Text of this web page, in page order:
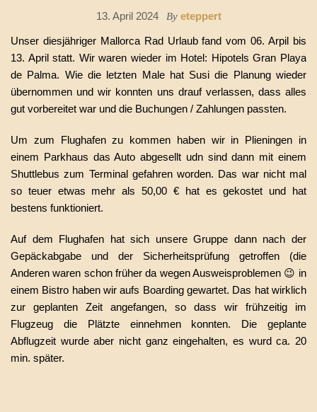
13. April 2024 By eteppert
Unser diesjähriger Mallorca Rad Urlaub fand vom 06. Arpil bis
13. April statt. Wir waren wieder im Hotel: Hipotels Gran Playa
de Palma. Wie die letzten Male hat Susi die Planung wieder
übernommen und wir konnten uns drauf verlassen, dass alles
gut vorbereitet war und die Buchungen / Zahlungen passten.
Um zum Flughafen zu kommen haben wir in Plieningen in
einem Parkhaus das Auto abgesellt udn sind dann mit einem
Shuttlebus zum Terminal gefahren worden. Das war nicht mal
so teuer etwas mehr als 50,00 € hat es gekostet und hat
bestens funktioniert.
Auf dem Flughafen hat sich unsere Gruppe dann nach der
Gepäckabgabe und der Sicherheitsprüfung getroffen (die
Anderen waren schon früher da wegen Ausweisproblemen 😉 in
einem Bistro haben wir aufs Boarding gewartet. Das hat wirklich
zur geplanten Zeit angefangen, so dass wir frühzeitig im
Flugzeug die Plätzte einnehmen konnten. Die geplante
Abflugzeit wurde aber nicht ganz eingehalten, es wurd ca. 20
min. später.